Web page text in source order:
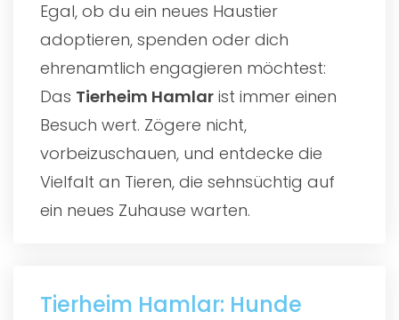
Egal, ob du ein neues Haustier
adoptieren, spenden oder dich
ehrenamtlich engagieren möchtest:
Das Tierheim Hamlar ist immer einen
Besuch wert. Zögere nicht,
vorbeizuschauen, und entdecke die
Vielfalt an Tieren, die sehnsüchtig auf
ein neues Zuhause warten.
Tierheim Hamlar: Hunde